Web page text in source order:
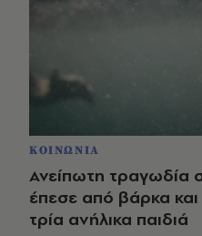
ΚΟΙΝΩΝΙΑ
Ανείπωτη τραγωδία
έπεσε από βάρκα
τρία ανήλικα παιδιά